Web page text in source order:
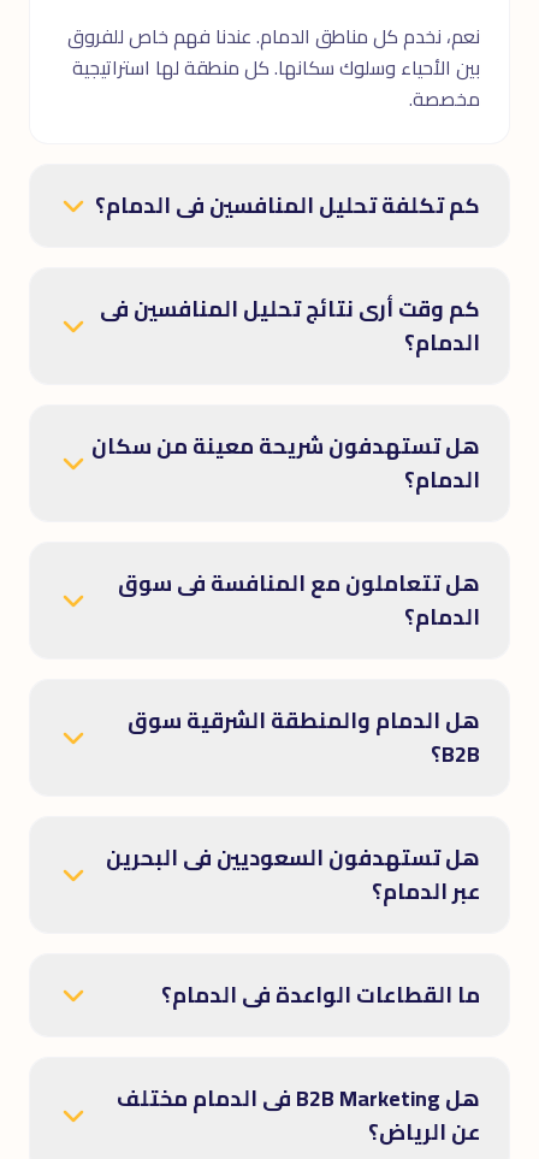
نعم، نخدم كل مناطق الدمام. عندنا فهم خاص للفروق
بين الأحياء وسلوك سكانها. كل منطقة لها استراتيجية
مخصصة.
كم تكلفة تحليل المنافسين فى الدمام؟
كم وقت أرى نتائج تحليل المنافسين فى
الدمام؟
هل تستهدفون شريحة معينة من سكان
الدمام؟
هل تتعاملون مع المنافسة فى سوق
الدمام؟
هل الدمام والمنطقة الشرقية سوق
B2B؟
هل تستهدفون السعوديين فى البحرين
عبر الدمام؟
ما القطاعات الواعدة فى الدمام؟
هل B2B Marketing فى الدمام مختلف
عن الرياض؟